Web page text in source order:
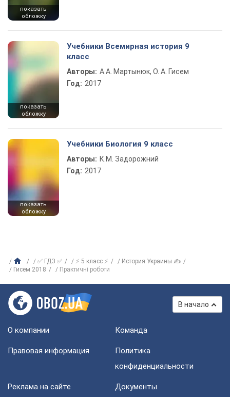
показать
обложку
показать
обложку
Учебники Всемирная история 9
класс
Авторы: А.А. Мартынюк, О. А. Гисем
Год: 2017
показать
обложку
Учебники Биология 9 класс
Авторы: К.М. Задорожний
Год: 2017
✅ ГДЗ ✅ ⚡ 5 класс ⚡
История Украины ✍
Гисем 2018
Практичні роботи
В начало
О компании Команда
Правовая информация
Политика
конфиденциальности
Реклама на сайте Документы